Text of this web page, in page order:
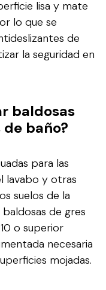
lisa y mate
lo que se
de
la seguridad en
baldosas
baño?
para las
lavabo y otras
suelos de la
baldosas de gres
o superior
necesaria
mojadas.